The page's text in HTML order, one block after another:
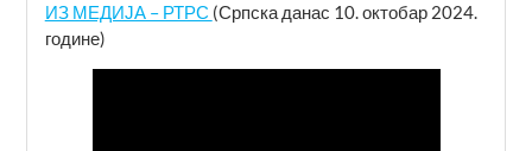
ИЗ МЕДИЈА – РТРС (Српска данас 10. октобар 2024.
године)